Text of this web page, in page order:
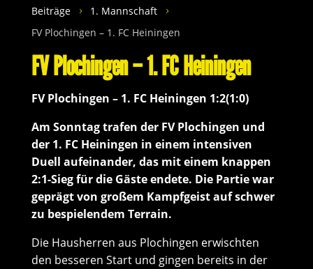
Beiträge
5 1. Mannschaft 5
FV Plochingen – 1. FC Heiningen
FV Plochingen – 1. FC Heiningen
FV Plochingen – 1. FC Heiningen 1:2(1:0)
Am Sonntag trafen der FV Plochingen und
der 1. FC Heiningen in einem intensiven
Duell aufeinander, das mit einem knappen
2:1-Sieg für die Gäste endete. Die Partie war
geprägt von großem Kampfgeist auf schwer
zu bespielendem Terrain.
Die Hausherren aus Plochingen erwischten
den besseren Start und gingen bereits in der